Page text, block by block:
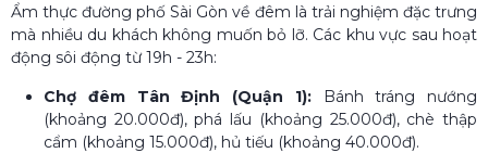
Ẩm thực đường phố Sài Gòn về đêm là trải nghiệm đặc trưng
mà nhiều du khách không muốn bỏ lỡ. Các khu vực sau hoạt
động sôi động từ 19h - 23h:
Chợ đêm Tân Định (Quận 1):
Bánh tráng nướng
(khoảng 20.000đ), phá lấu (khoảng 25.000đ), chè thập
cẩm (khoảng 15.000đ), hủ tiếu (khoảng 40.000đ).